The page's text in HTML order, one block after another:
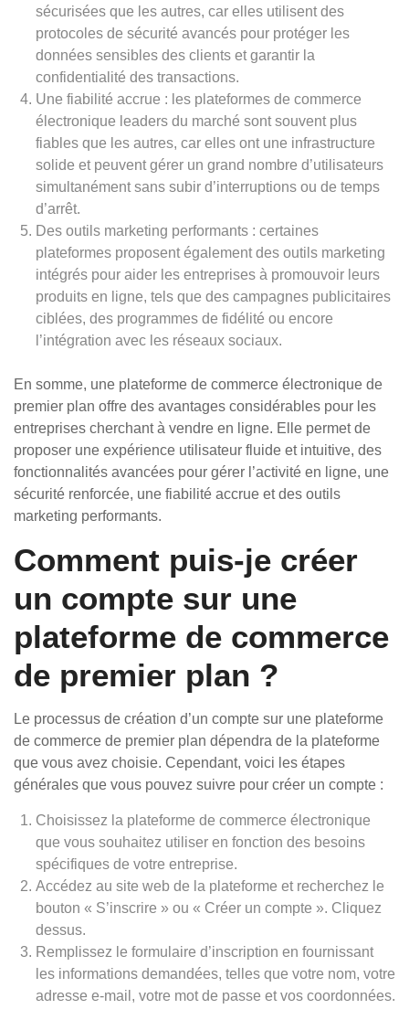
sécurisées que les autres, car elles utilisent des
protocoles de sécurité avancés pour protéger les
données sensibles des clients et garantir la
confidentialité des transactions.
Une fiabilité accrue : les plateformes de commerce
électronique leaders du marché sont souvent plus
fiables que les autres, car elles ont une infrastructure
solide et peuvent gérer un grand nombre d’utilisateurs
simultanément sans subir d’interruptions ou de temps
d’arrêt.
Des outils marketing performants : certaines
plateformes proposent également des outils marketing
intégrés pour aider les entreprises à promouvoir leurs
produits en ligne, tels que des campagnes publicitaires
ciblées, des programmes de fidélité ou encore
l’intégration avec les réseaux sociaux.
En somme, une plateforme de commerce électronique de
premier plan offre des avantages considérables pour les
entreprises cherchant à vendre en ligne. Elle permet de
proposer une expérience utilisateur fluide et intuitive, des
fonctionnalités avancées pour gérer l’activité en ligne, une
sécurité renforcée, une fiabilité accrue et des outils
marketing performants.
Comment puis-je créer
un compte sur une
plateforme de commerce
de premier plan ?
Le processus de création d’un compte sur une plateforme
de commerce de premier plan dépendra de la plateforme
que vous avez choisie. Cependant, voici les étapes
générales que vous pouvez suivre pour créer un compte :
Choisissez la plateforme de commerce électronique
que vous souhaitez utiliser en fonction des besoins
spécifiques de votre entreprise.
Accédez au site web de la plateforme et recherchez le
bouton « S’inscrire » ou « Créer un compte ». Cliquez
dessus.
Remplissez le formulaire d’inscription en fournissant
les informations demandées, telles que votre nom, votre
adresse e-mail, votre mot de passe et vos coordonnées.